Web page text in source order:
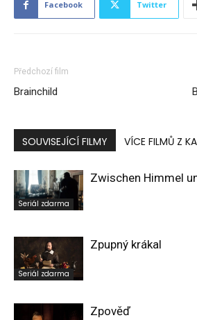
Facebook Twitter
Předchozí film
Brainchild
SOUVISEJÍCÍ FILMY VÍCE FILMŮ Z
Seriál zdarma
Zwischen Himmel
Seriál zdarma
Zpupný krákal
Zpověď